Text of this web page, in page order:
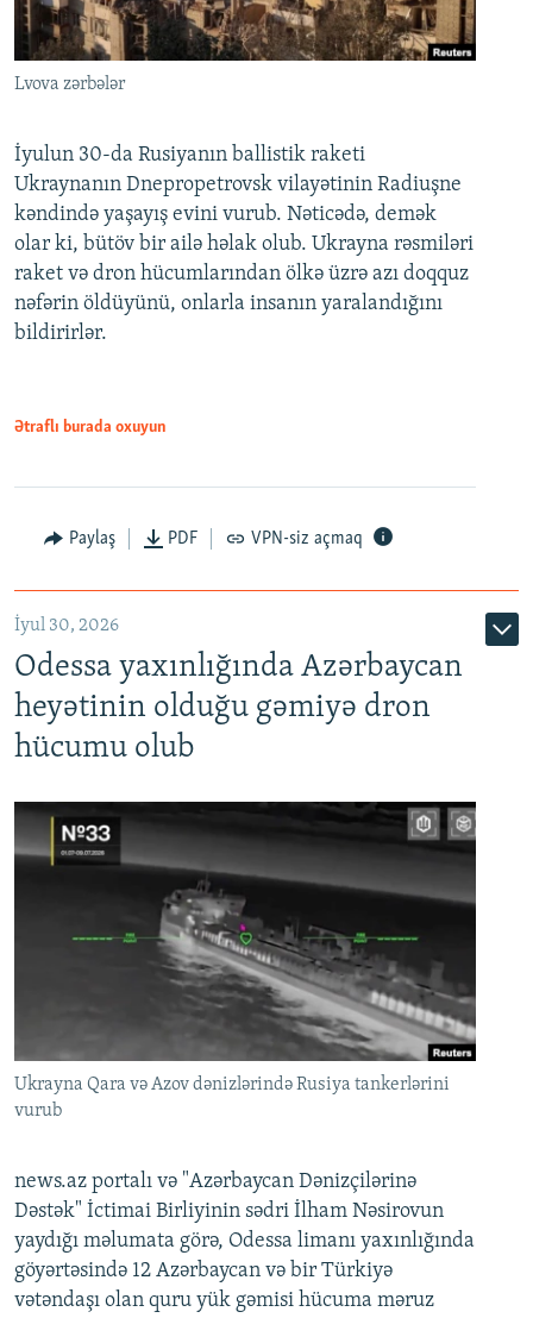
Lvova zərbələr
İyulun 30-da Rusiyanın ballistik raketi
Ukraynanın Dnepropetrovsk vilayətinin Radiuşne
kəndində yaşayış evini vurub. Nəticədə, demək
olar ki, bütöv bir ailə həlak olub. Ukrayna rəsmiləri
raket və dron hücumlarından ölkə üzrə azı doqquz
nəfərin öldüyünü, onlarla insanın yaralandığını
bildirirlər.
Ətraflı burada oxuyun
Paylaş PDF VPN-siz açmaq
İyul 30, 2026
Odessa yaxınlığında Azərbaycan
heyətinin olduğu gəmiyə dron
hücumu olub
Ukrayna Qara və Azov dənizlərində Rusiya tankerlərini
vurub
news.az portalı və "Azərbaycan Dənizçilərinə
Dəstək" İctimai Birliyinin sədri İlham Nəsirovun
yaydığı məlumata görə, Odessa limanı yaxınlığında
göyərtəsində 12 Azərbaycan və bir Türkiyə
vətəndaşı olan quru yük gəmisi hücuma məruz